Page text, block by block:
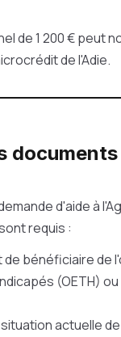
de 1 200 € peut
de l'Adie.
d'aide à
requis :
bénéficiaire de
(OETH)
actuelle de